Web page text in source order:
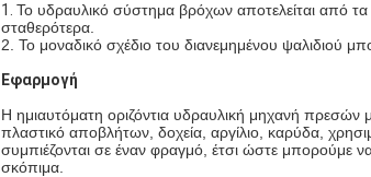
1. Το υδραυλικό σύστημα βρόχων αποτελείται από τα
σταθερότερα.
2. Το μοναδικό σχέδιο του διανεμημένου ψαλιδιού
Εφαρμογή
Η ημιαυτόματη οριζόντια υδραυλική μηχανή πρεσών
πλαστικό αποβλήτων, δοχεία, αργίλιο, καρύδα,
συμπιέζονται σε έναν φραγμό, έτσι ώστε μπορούμε
σκόπιμα.